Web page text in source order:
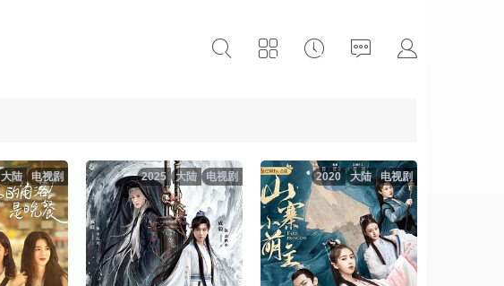
电视剧
大陆 电视剧
大陆
2025 电视剧
大陆
2020